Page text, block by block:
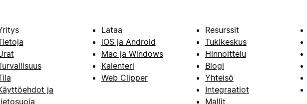
ja
Lataa
iOS ja Android
Mac ja Windows
Kalenteri
Web Clipper
Resurssit
Tukikeskus
Hinnoittelu
Blogi
Yhteisö
Integraatiot
Mallit